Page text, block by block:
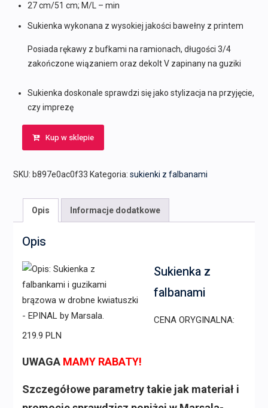
27 cm/51 cm; M/L – min
Sukienka wykonana z wysokiej jakości bawełny z printem
Posiada rękawy z bufkami na ramionach, długości 3/4
zakończone wiązaniem oraz dekolt V zapinany na guziki
Sukienka doskonale sprawdzi się jako stylizacja na przyjęcie,
czy imprezę
Kup w sklepie
SKU: b897e0ac0f33 Kategoria: sukienki z falbanami
Opis Informacje dodatkowe
Opis
Sukienka z
falbanami
CENA ORYGINALNA:
219.9 PLN
UWAGA MAMY RABATY!
Szczegółowe parametry takie jak materiał i